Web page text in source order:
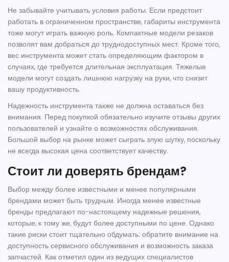
Не забывайте учитывать условия работы. Если предстоит
работать в ограниченном пространстве, габариты инструмента
тоже могут играть важную роль. Компактные модели резаков
позволят вам добраться до труднодоступных мест. Кроме того,
вес инструмента может стать определяющим фактором в
случаях, где требуется длительная эксплуатация. Тяжелые
модели могут создать лишнюю нагрузку на руки, что снизит
вашу продуктивность.
Надежность инструмента также не должна оставаться без
внимания. Перед покупкой обязательно изучите отзывы других
пользователей и узнайте о возможностях обслуживания.
Большой выбор на рынке может сыграть злую шутку, поскольку
не всегда высокая цена соответствует качеству.
Стоит ли доверять брендам?
Выбор между более известными и менее популярными
брендами может быть трудным. Иногда менее известные
бренды предлагают по-настоящему надежные решения,
которые, к тому же, будут более доступными по цене. Однако
такие риски стоит тщательно обдумать: обратите внимание на
доступность сервисного обслуживания и возможность заказа
запчастей. Как отметил один из ведущих специалистов